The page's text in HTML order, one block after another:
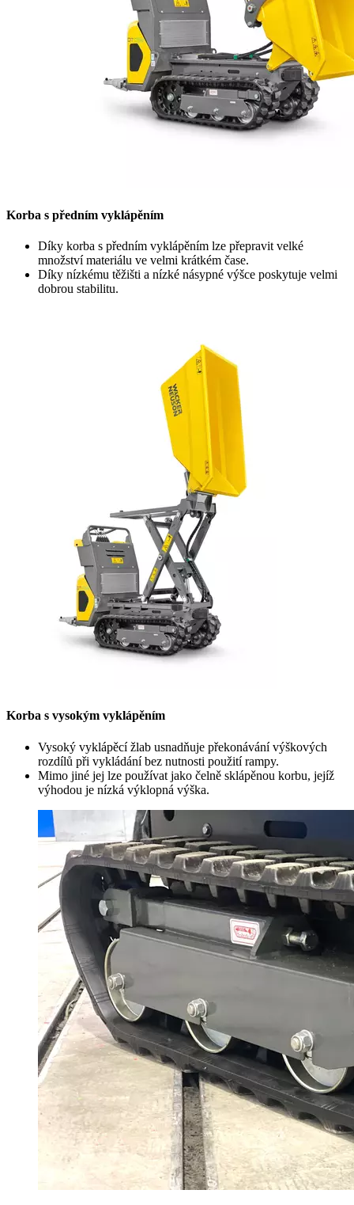
Korba s předním vyklápěním
Díky korba s předním vyklápěním lze přepravit velké
množství materiálu ve velmi krátkém čase.
Díky nízkému těžišti a nízké násypné výšce poskytuje velmi
dobrou stabilitu.
Korba s vysokým vyklápěním
Vysoký vyklápěcí žlab usnadňuje překonávání výškových
rozdílů při vykládání bez nutnosti použití rampy.
Mimo jiné jej lze používat jako čelně sklápěnou korbu, jejíž
výhodou je nízká výklopná výška.